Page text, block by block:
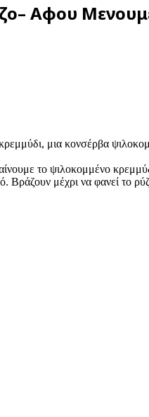
Αφου
μια κονσέρβα
το ψιλοκομμένο κρεμμύδι
Βράζουν μέχρι να φανεί το